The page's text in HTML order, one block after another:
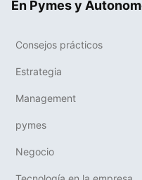
En Pymes y
Consejos prácticos
Estrategia
Management
pymes
Negocio